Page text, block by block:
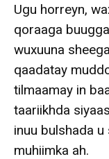
Ugu horreyn,
qoraaga
wuxuuna
qaadatay
tilmaamay in
taariikhda
inuu bulshada
muhiimka ah.